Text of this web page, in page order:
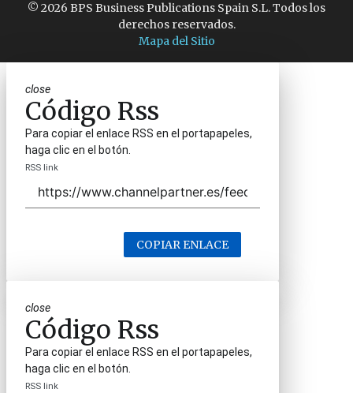
© 2026 BPS Business Publications Spain S.L. Todos los
derechos reservados.
Mapa del Sitio
close
Código Rss
Para copiar el enlace RSS en el portapapeles,
haga clic en el botón.
RSS link
COPIAR ENLACE
close
Código Rss
Para copiar el enlace RSS en el portapapeles,
haga clic en el botón.
RSS link